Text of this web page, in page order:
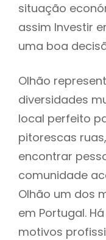
situação
assim Investir
uma boa
Olhão
diversidades
local perfeito
pitorescas
encontrar
comunidade
Olhão um dos
em Portugal.
motivos